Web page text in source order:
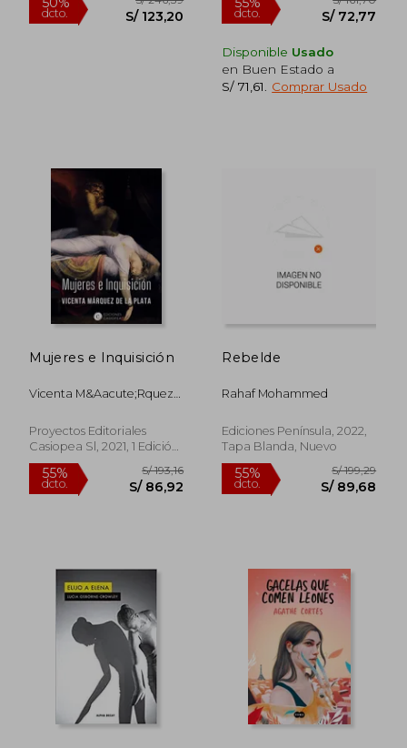
50%
55% S/ 185,80
S/ 83,61
55%
dcto.
Disponible Usado
en Buen Estado a
S/ 71,61
Comprar Usado
Mujeres e Inquisición
Vicenta M&Aacute;Rquez
Proyectos Editoriales
Casiopea Sl, 2021, 1 Edición,
Tapa Blanda, Nuevo
Rebelde
Rahaf Mohammed
Ediciones Península, 2022,
Tapa Blanda, Nuevo